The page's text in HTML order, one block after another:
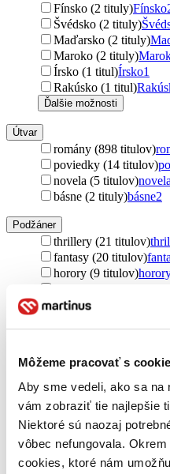
Môžeme pracovať s
Aby sme vedeli, ako sa na
vám zobraziť tie najlepšie
Niektoré sú naozaj
vôbec nefungovala.
cookies, ktoré nám
Fínsko (2 tituly)Fínsko
Švédsko (2 tituly)
Maďarsko (2 tituly)
Maroko (2 tituly)
Írsko (1 titul)Írsko1
Rakúsko (1 titul)
Ďalšie možnosti
Útvar
romány (898 titulov)
poviedky (14 titulov)
novela (5 titulov)novela
básne (2 tituly)básne2
Podžáner
thrillery (21 titulov)
fantasy (20 titulov)
horory (9 titulov)
dark romance (5 titulov)
Ďalšie možnosti
Autor
Jodi Ellen Malpas (53
Vi Keeland (51 titulov)
Julia Quinn (40 titulov)
Audrey Carlan (26